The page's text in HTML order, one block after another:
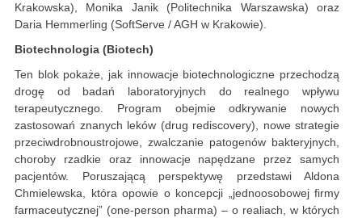
Krakowska), Monika Janik (Politechnika Warszawska) oraz
Daria Hemmerling (SoftServe / AGH w Krakowie).
Biotechnologia (Biotech)
Ten blok pokaże, jak innowacje biotechnologiczne przechodzą
drogę od badań laboratoryjnych do realnego wpływu
terapeutycznego. Program obejmie odkrywanie nowych
zastosowań znanych leków (drug rediscovery), nowe strategie
przeciwdrobnoustrojowe, zwalczanie patogenów bakteryjnych,
choroby rzadkie oraz innowacje napędzane przez samych
pacjentów. Poruszającą perspektywę przedstawi Aldona
Chmielewska, która opowie o koncepcji „jednoosobowej firmy
farmaceutycznej” (one-person pharma) – o realiach, w których